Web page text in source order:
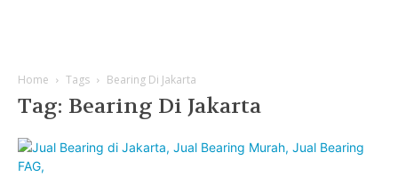
Home Tags Bearing Di Jakarta
Tag: Bearing Di Jakarta